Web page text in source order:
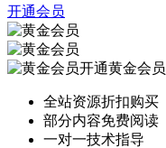
开通会员
开通黄金会员
全站资源折扣购买
部分内容免费阅读
一对一技术指导